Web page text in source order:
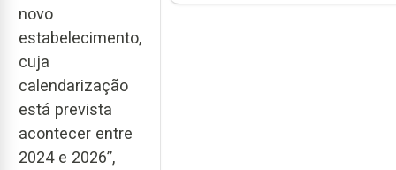
novo
estabelecimento,
cuja
calendarização
está prevista
acontecer entre
2024 e 2026”,